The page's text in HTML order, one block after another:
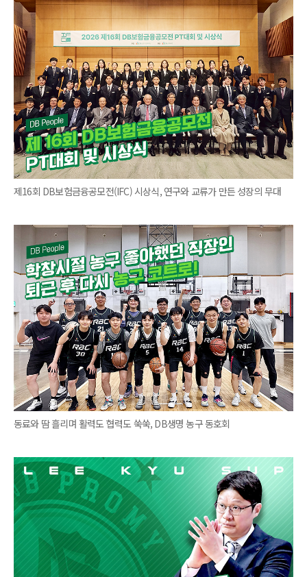
제16회 DB보험금융공모전(IFC) 시상식, 연구와 교류가 만든 성장의 무대
동료와 땀 흘리며 활력도 협력도 쑥쑥, DB생명 농구 동호회